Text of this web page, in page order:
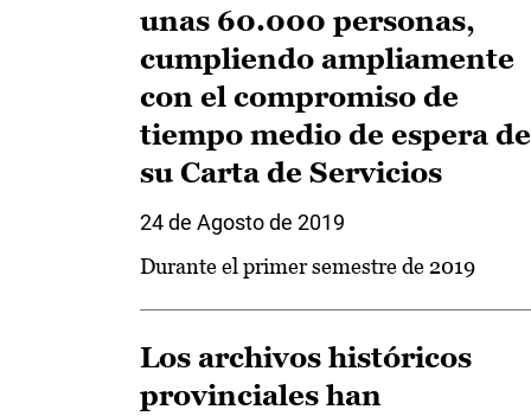
unas 60.000 personas,
cumpliendo ampliamente
con el compromiso de
tiempo medio de espera de
su Carta de Servicios
24 de Agosto de 2019
Durante el primer semestre de 2019
Los archivos históricos
provinciales han